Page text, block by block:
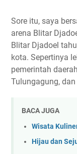
Sore itu, saya
arena Blitar
Blitar Djadoel
kota. Sepertinya
pemerintah
Tulungagung,
BACA JUGA
Wisata
Hijau dan